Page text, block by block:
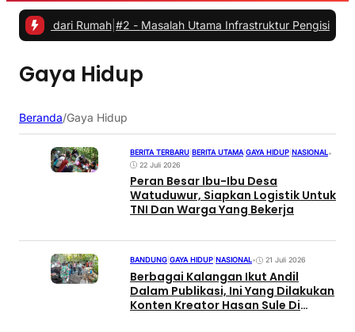
dari Rumah|#2 -Masalah Utama Infrastruktur Pengisian Daya
Gaya Hidup
Beranda/Gaya Hidup
BERITA TERBARU BERITA UTAMA GAYA HIDUP NASIONAL•
22 Juli 2026
Peran Besar Ibu-Ibu Desa
Watuduwur, Siapkan Logistik Untuk
TNI Dan Warga Yang Bekerja
BANDUNG GAYA HIDUP NASIONAL• 21 Juli 2026
Berbagai Kalangan Ikut Andil
Dalam Publikasi, Ini Yang Dilakukan
Konten Kreator Hasan Sule Di